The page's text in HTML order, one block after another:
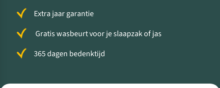
Extra jaar garantie
Gratis wasbeurt voor je slaapzak of jas
365 dagen bedenktijd